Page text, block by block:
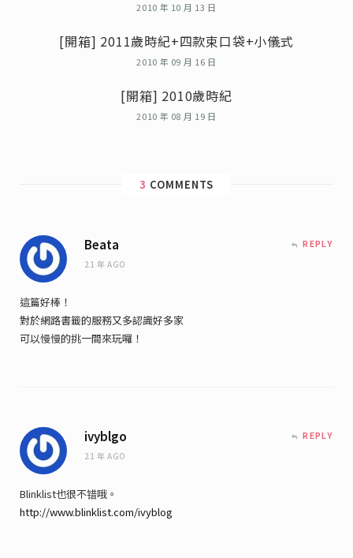
2010 年 10 月 13 日
[開箱] 2011歲時紀+四款束口袋+小儀式
2010 年 09 月 16 日
[開箱] 2010歲時紀
2010 年 08 月 19 日
3 COMMENTS
Beata
21 年 AGO
REPLY
這篇好棒！
對於網路書籤的服務又多認識好多家
可以慢慢的挑一間來玩囉！
ivyblgo
21 年 AGO
REPLY
Blinklist也很不错哦。
http://www.blinklist.com/ivyblog